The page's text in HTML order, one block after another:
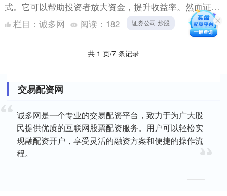
式。它可以帮助投资者放大资金，提升收益率。然而证券
公司 炒股，选择一家安全可靠的配资平台至关重要。 1.
配资概....
栏目： 诚多网 阅读： 182 证券公司 炒股
共 1 页/7 条记录
交易配资网
诚多网是一个专业的交易配资平台，致力于为广大股
民提供优质的互联网股票配资服务。用户可以轻松实
现融配资开户，享受灵活的融资方案和便捷的操作流
程。